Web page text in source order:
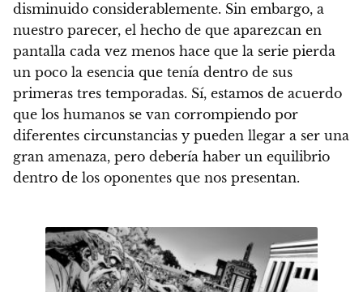
disminuido considerablemente. Sin embargo, a
nuestro parecer, el hecho de que aparezcan en
pantalla cada vez menos hace que la serie pierda
un poco la esencia que tenía dentro de sus
primeras tres temporadas. Sí, estamos de acuerdo
que los humanos se van corrompiendo por
diferentes circunstancias y pueden llegar a ser una
gran amenaza, pero debería haber un equilibrio
dentro de los oponentes que nos presentan.